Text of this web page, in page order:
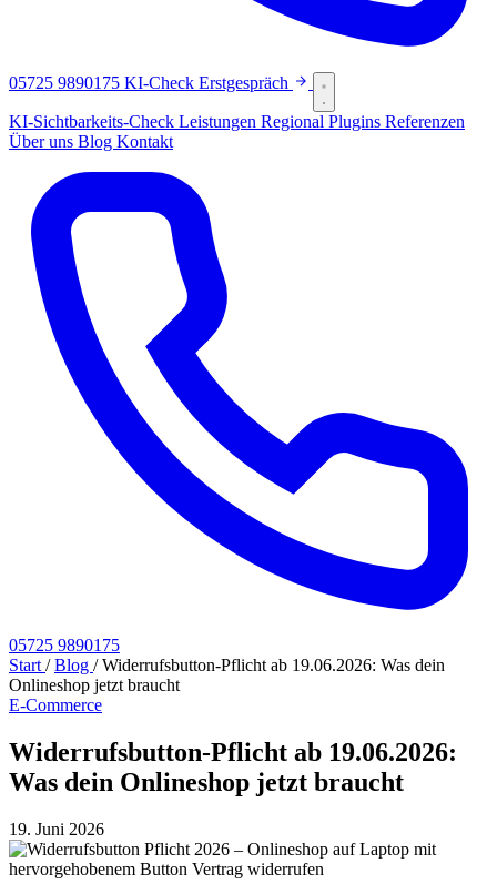
05725 9890175 KI-Check Erstgespräch
KI-Sichtbarkeits-Check Leistungen Regional Plugins Referenzen
Über uns Blog Kontakt
05725 9890175
Start / Blog / Widerrufsbutton-Pflicht ab 19.06.2026: Was dein
Onlineshop jetzt braucht
E-Commerce
Widerrufsbutton-Pflicht ab 19.06.2026:
Was dein Onlineshop jetzt braucht
19. Juni 2026